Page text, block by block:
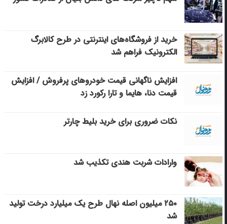
خرید از فروشگاه‌های اینترنتی در طرح کالابرگ
الکترونیک فراهم شد
افزایش ناگهانی قیمت خودروهای پرفروش / افزایش
قیمت دنا، هایما و تارا رکورد زد
نکات ضروری برای خرید بلیط چارتر
وارادات شربت هندی تکذیب شد
۲۵۰ میلیون اصله نهال طرح یک میلیارد درخت تولید
شد